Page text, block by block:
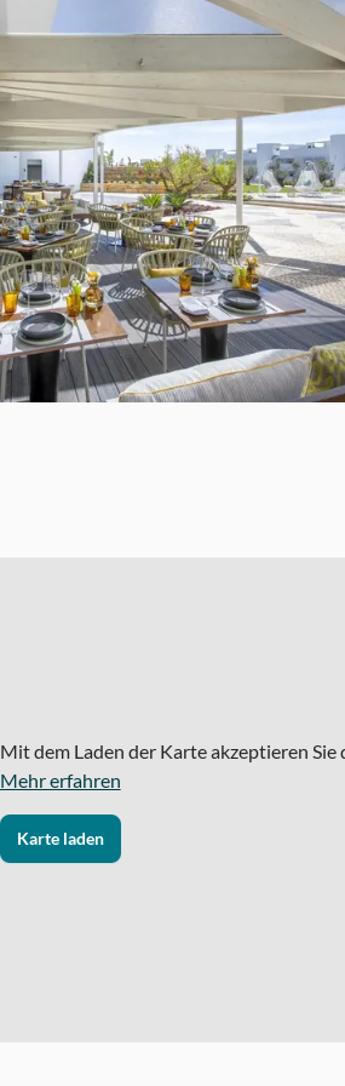
Mit dem Laden der Karte akzeptieren
Mehr erfahren
Karte laden